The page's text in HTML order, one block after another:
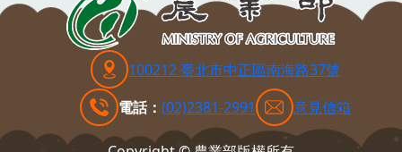
100212 臺北市中正區南海路37號
電話： (02)2381-2991 意見信箱